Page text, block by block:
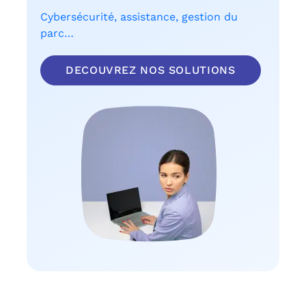
Cybersécurité, assistance, gestion du
parc…
DECOUVREZ NOS SOLUTIONS